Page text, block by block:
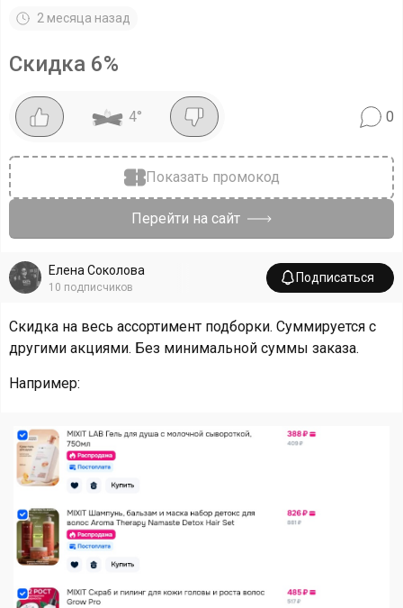
2 месяца назад
Скидка 6%
4° 0
Показать промокод
Перейти на сайт
Елена Соколова
10 подписчиков
Подписаться
Скидка на весь ассортимент подборки. Суммируется с
другими акциями. Без минимальной суммы заказа.
Например: